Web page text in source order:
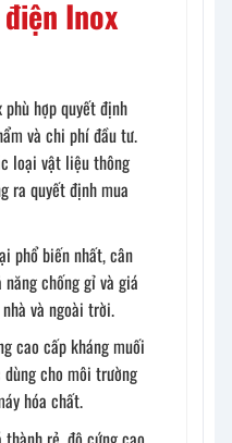
Inox
hợp quyết định
và chi phí đầu tư.
loại vật liệu thông
ra quyết định mua
phổ biến nhất, cân
chống gỉ và giá
và ngoài trời.
cao cấp kháng muối
cho môi trường
hóa chất.